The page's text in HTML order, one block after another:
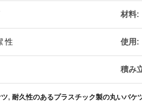
材料:
性 使用:
積み
, 耐久性のあるプラスチック製の丸いバケ